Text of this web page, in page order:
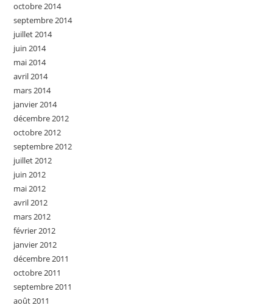
octobre 2014
septembre 2014
juillet 2014
juin 2014
mai 2014
avril 2014
mars 2014
janvier 2014
décembre 2012
octobre 2012
septembre 2012
juillet 2012
juin 2012
mai 2012
avril 2012
mars 2012
février 2012
janvier 2012
décembre 2011
octobre 2011
septembre 2011
août 2011